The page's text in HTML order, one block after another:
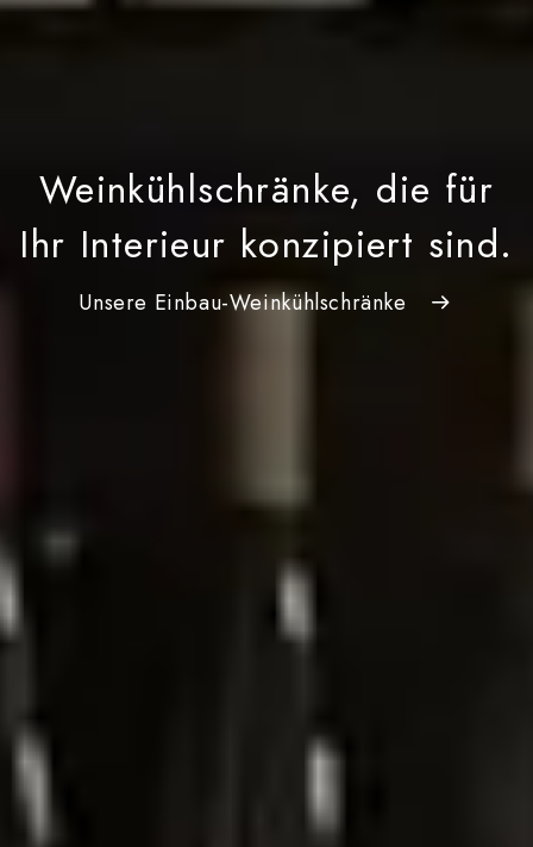
Weinkühlschränke, die für
Ihr Interieur konzipiert sind.
Unsere Einbau-Weinkühlschränke